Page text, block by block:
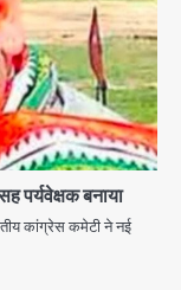
पर्यवेक्षक बनाया
कांग्रेस कमेटी ने नई